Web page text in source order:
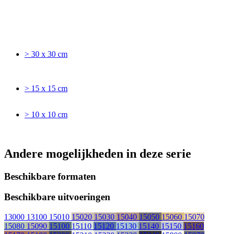
> 30 x 30 cm
> 15 x 15 cm
> 10 x 10 cm
Andere mogelijkheden in deze serie
Beschikbare formaten
Beschikbare uitvoeringen
13000 13100 15010 15020 15030 15040 15050 15060 15070
15080 15090 15100 15110 15120 15130 15140 15150 15160